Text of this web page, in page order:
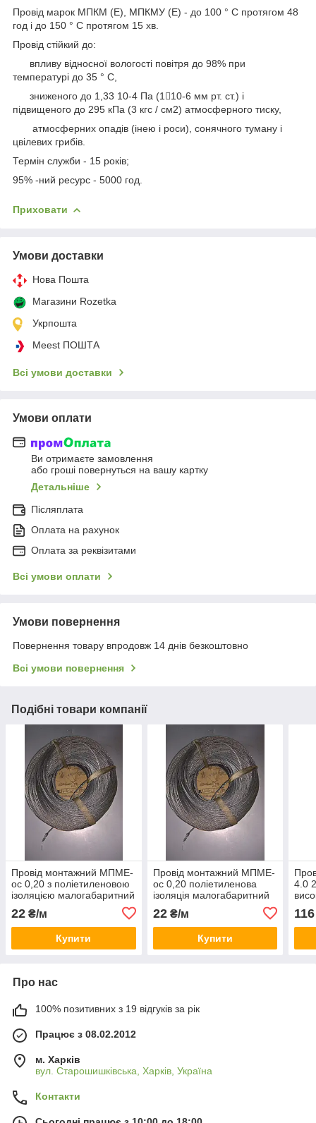
Провід марок МПКМ (Е), МПКМУ (Е) - до 100 ° С протягом 48
год і до 150 ° С протягом 15 хв.
Провід стійкий до:
впливу відносної вологості повітря до 98% при
температурі до 35 ° С,
зниженого до 1,33 10-4 Па (110-6 мм рт. ст.) і
підвищеного до 295 кПа (3 кгс / см2) атмосферного тиску,
атмосферних опадів (інею і роси), сонячного туману і
цвілевих грибів.
Термін служби - 15 років;
95% -ний ресурс - 5000 год.
Приховати
Умови доставки
Нова Пошта
Магазини Rozetka
Укрпошта
Meest ПОШТА
Всі умови доставки
Умови оплати
Ви отримаєте замовлення
або гроші повернуться на вашу картку
Детальніше
Післяплата
Оплата на рахунок
Оплата за реквізитами
Всі умови оплати
Умови повернення
Повернення товару впродовж 14 днів безкоштовно
Всі умови повернення
Подібні товари компанії
Провід монтажний МПМЕ-
ос 0,20 з поліетиленовою
ізоляцією малогабаритний
22 ₴/м
Купити
Провід монтажний МПМЕ-
ос 0,20 поліетиленова
ізоляція малогабаритний
22₴/м
Купити
4.0
116
Про нас
100% позитивних з 19 відгуків за рік
Працює з 08.02.2012
м. Харків
вул. Старошишківська, Харків, Україна
Контакти